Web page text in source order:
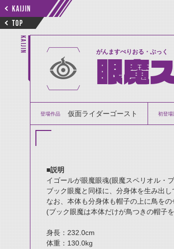
KAIJIN
TOP
KAIJIN がんますぺりおる・ぶっく
眼魔
登場作品 仮面ライダーゴースト 初登
■説明
イゴールが眼魔眼魂(眼魔スペリオル・
ブック眼魔と同様に、分身体を生み出し
なお、本体も分身体も帽子の上に鳥を
(ブック眼魔は本体だけが鳥つきの帽子
身長：232.0cm
体重：130.0kg